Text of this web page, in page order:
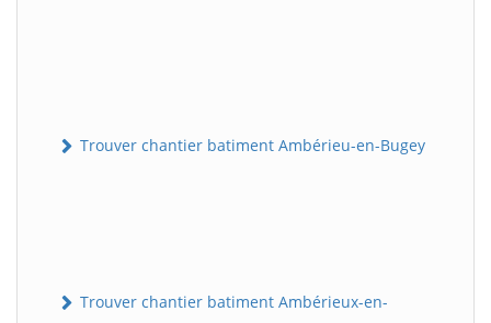
Trouver chantier batiment Ambérieu-en-Bugey
Trouver chantier batiment Ambérieux-en-